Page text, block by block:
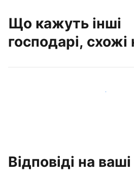
Що кажуть інші
господарі, схожі
Приєднуйтеся до
Відповіді на